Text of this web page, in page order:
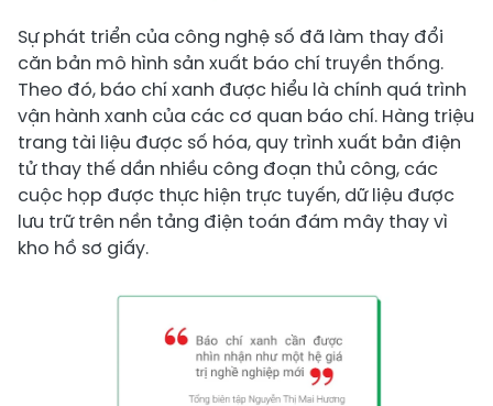
Sự phát triển của công nghệ số đã làm thay đổi
căn bản mô hình sản xuất báo chí truyền thống.
Theo đó, báo chí xanh được hiểu là chính quá trình
vận hành xanh của các cơ quan báo chí. Hàng triệu
trang tài liệu được số hóa, quy trình xuất bản điện
tử thay thế dần nhiều công đoạn thủ công, các
cuộc họp được thực hiện trực tuyến, dữ liệu được
lưu trữ trên nền tảng điện toán đám mây thay vì
kho hồ sơ giấy.